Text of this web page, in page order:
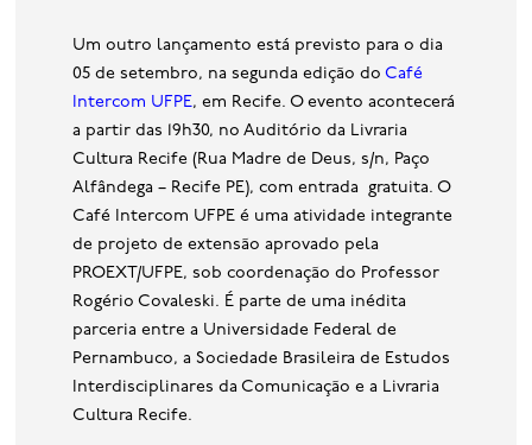
Um outro lançamento está previsto para o dia
05 de setembro, na segunda edição doCafé
Intercom UFPE, em Recife. O evento acontecerá
a partir das 19h30, no Auditório da Livraria
Cultura Recife (Rua Madre de Deus, s/n, Paço
Alfândega – Recife PE), com entrada gratuita. O
Café Intercom UFPE é uma atividade integrante
de projeto de extensão aprovado pela
PROEXT/UFPE, sob coordenação do Professor
Rogério Covaleski. É parte de uma inédita
parceria entre a Universidade Federal de
Pernambuco, a Sociedade Brasileira de Estudos
Interdisciplinares da Comunicação e a Livraria
Cultura Recife.